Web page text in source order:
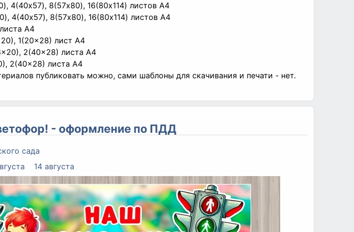
4(40x57), 8(57x80), 16(80x114) листов A4
4(40x57), 8(57x80), 16(80x114) листов A4
A4
1(20x28) лист A4
2(40x28) листа A4
2(40x28) листа A4
публиковать можно, сами шаблоны для скачивания и печати - нет.
- оформление по ПДД
сада
14 августа